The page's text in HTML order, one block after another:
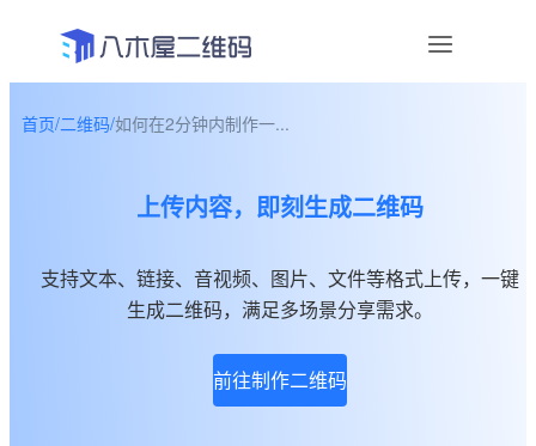
帮助中心
首页/二维码/如何在2分钟内制作一...
上传内容，即刻生成二维码
支持文本、链接、音视频、图片、文件等格式上传，一键
生成二维码，满足多场景分享需求。
前往制作二维码